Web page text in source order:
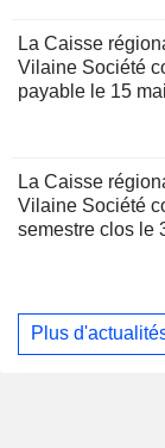
La Caisse
Vilaine Société
payable le 15
La Caisse
Vilaine Société
semestre clos le
Plus